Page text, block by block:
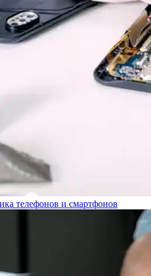
телефонов и смартфонов